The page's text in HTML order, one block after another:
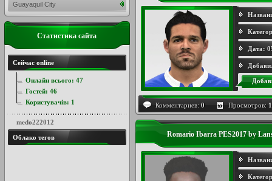
Дата:
Комментариев: 0 Просмотров:
Romario Ibarra PES2017 by
Guayaquil City
Статистика сайта
Сейчас online
Онлайн всього: 47
Гостей: 46
Користувачів: 1
medo222012
Облако тегов